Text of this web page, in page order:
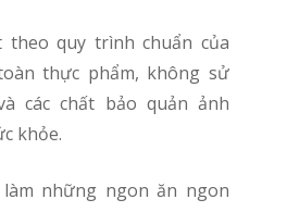
thực phẩm, không sử
các chất bảo quản ảnh
khỏe.